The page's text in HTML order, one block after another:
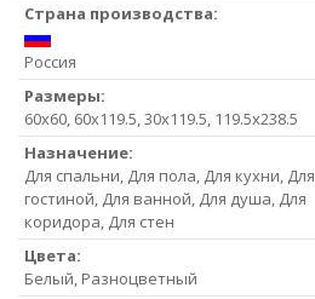
Страна производства:
Россия
Размеры:
60x60, 60x119.5, 30x119.5, 119.5x238.5
Назначение:
Для спальни, Для пола, Для кухни, Для
гостиной, Для ванной, Для душа, Для
коридора, Для стен
Цвета:
Белый, Разноцветный